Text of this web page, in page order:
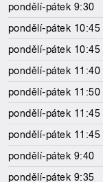
pondělí-pátek 9:30
pondělí-pátek 10:45
pondělí-pátek 10:45
pondělí-pátek 11:40
pondělí-pátek 11:50
pondělí-pátek 11:45
pondělí-pátek 11:45
pondělí-pátek 9:40
pondělí-pátek 9:35